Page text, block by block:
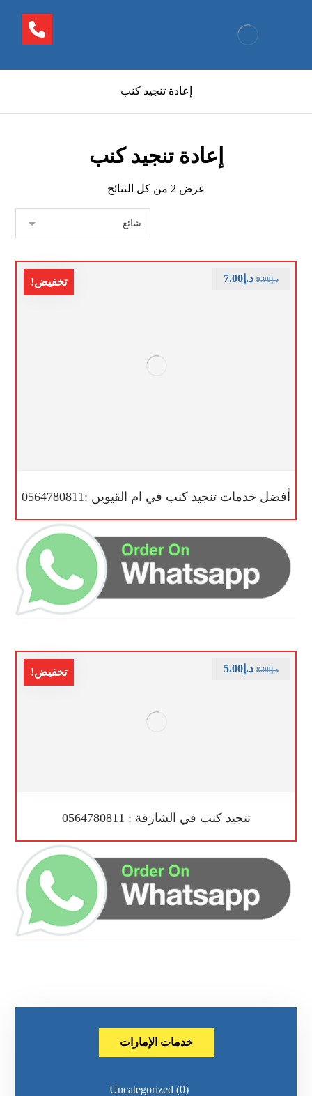
إعادة تنجيد كنب
إعادة تنجيد كنب
عرض ⁦2⁩ من كل النتائج
تخفيض!
أفضل خدمات تنجيد كنب في ام القيوين :0564780811
د.إ9.00 د.إ7.00
تخفيض!
تنجيد كنب في الشارقة : 0564780811
د.إ8.00 د.إ5.00
خدمات الإمارات
Uncategorized (0)